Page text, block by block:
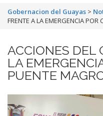
Gobernacion del Guayas >
FRENTE A LA EMERGENCIA
ACCIONES DEL
LA
PUENTE